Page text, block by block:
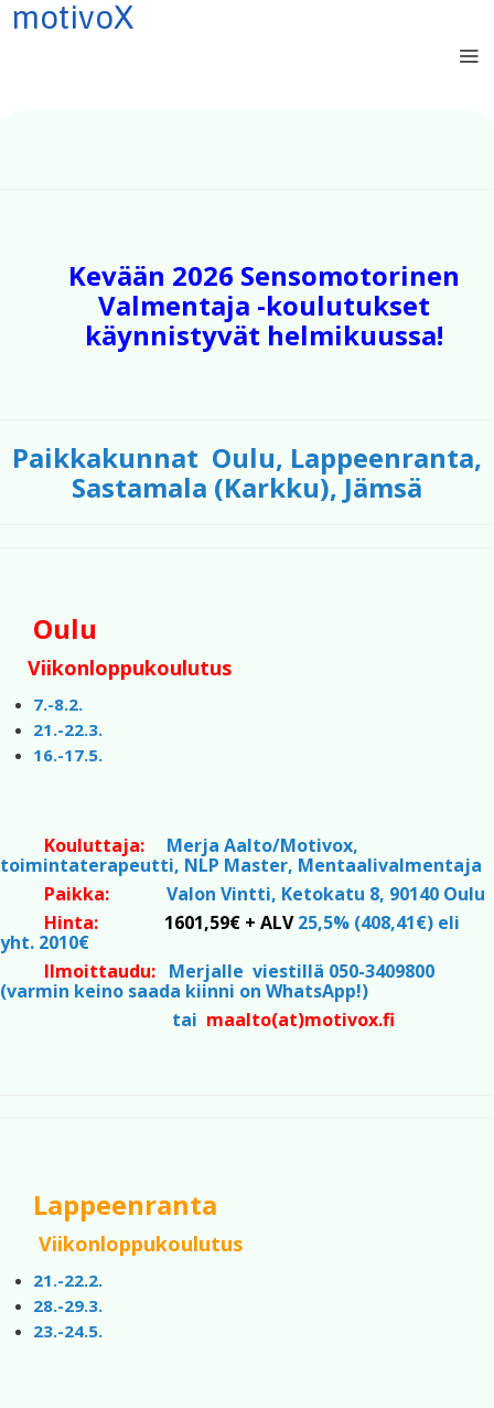
REFLEKSEISTÄ
KOULUTUKSET
PALVELUMME
TIETOSUOJASELOSTE
motivoX
Kevään 2026 Sensomotorinen
Valmentaja -koulutukset
käynnistyvät helmikuussa!
Paikkakunnat Oulu, Lappeenranta,
Sastamala (Karkku), Jämsä
Oulu
Viikonloppukoulutus
7.-8.2.
21.-22.3.
16.-17.5.
Kouluttaja:
Merja Aalto/Motivox,
toimintaterapeutti, NLP Master, Mentaalivalmentaja
Paikka: Valon Vintti, Ketokatu 8, 90140 Oulu
Hinta: 1601,59€ + ALV 25,5% (408,41€) eli
yht. 2010€
Ilmoittaudu: Merjalle viestillä 050-3409800
(varmin keino saada kiinni on WhatsApp!)
tai maalto(at)motivox.fi
Lappeenranta
Viikonloppukoulutus
21.-22.2.
28.-29.3.
23.-24.5.